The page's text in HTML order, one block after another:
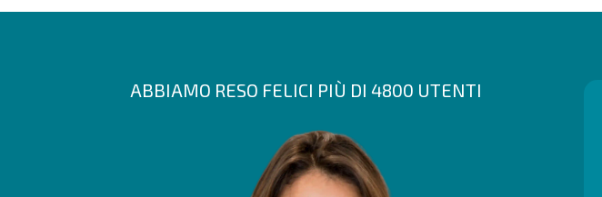
ABBIAMO RESO FELICI PIÙ DI 4800 UTENTI